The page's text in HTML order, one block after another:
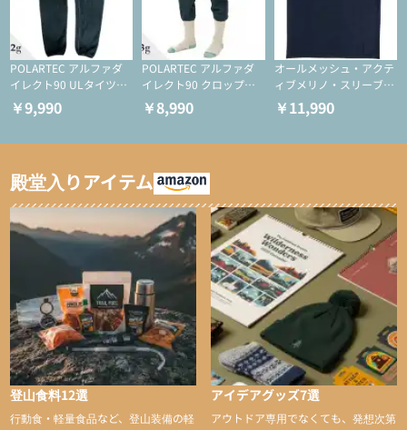
POLARTEC アルファダ
イレクト90 ULタイツ
（アクティブインサレー
ション/テント泊用パジ
￥9,990
POLARTEC アルファダ
イレクト90 クロップド
ULタイツ（アクティブ
インサレーション/テン
￥8,990
オールメッシュ・アクテ
ィブメリノ・スリーブレ
ス
￥11,990
殿堂入りアイテム
登山食料12選
行動食・軽量食品など、登山装備の軽
アイデアグッズ7選
アウトドア専用でなくても、発想次第